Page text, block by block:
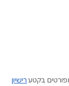
בקטע רישיון